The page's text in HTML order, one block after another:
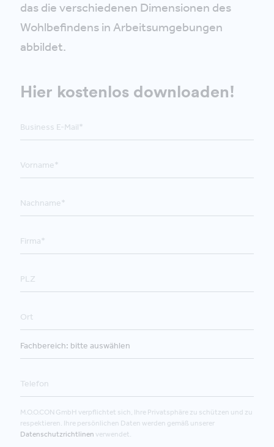
das die verschiedenen Dimensionen des
Wohlbefindens in Arbeitsumgebungen
abbildet.
Hier kostenlos downloaden!
M.O.O.CON GmbH verpflichtet sich, Ihre Privatsphäre zu schützen und zu
respektieren. Ihre persönlichen Daten werden gemäß unserer
Datenschutzrichtlinen verwendet.